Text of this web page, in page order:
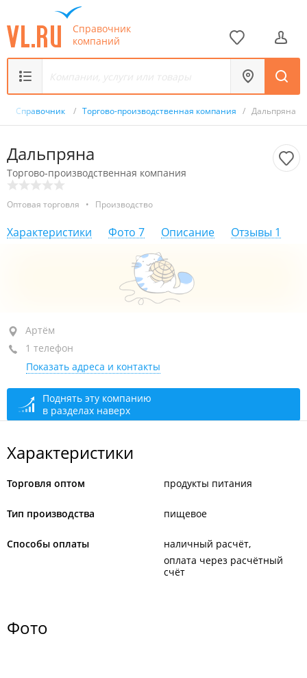
Справочник
компаний
Справочник / Торгово-производственная компания / Дальпряна
Дальпряна
Торгово-производственная компания
Оптовая торговля • Производство
Характеристики Фото 7 Описание Отзывы 1
Артём, ул. Махалина, 14А
+7 984 208-03-00
сегодня закрыто
Артём
1 телефон
Показать адреса и контакты
Поднять эту компанию
в разделах наверх
Характеристики
Торговля оптом продукты питания
Тип производства пищевое
Способы оплаты
наличный расчёт
оплата через расчётный
счёт
Фото